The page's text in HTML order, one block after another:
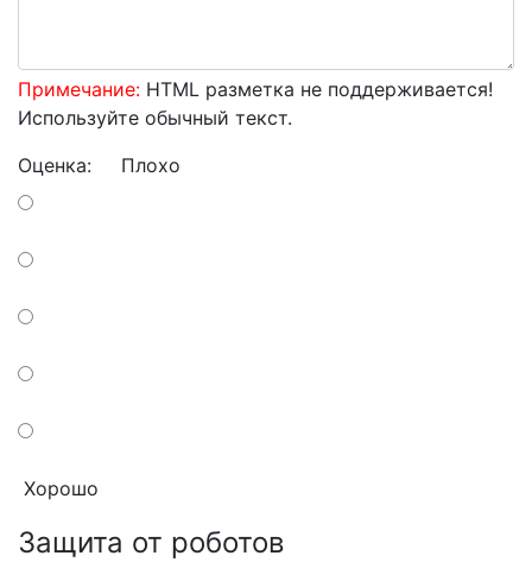
Примечание: HTML разметка не поддерживается!
Используйте обычный текст.
Оценка: Плохо
Хорошо
Защита от роботов